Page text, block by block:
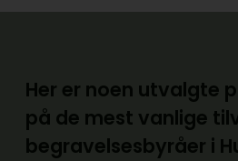
Her er noen utvalgte
på de mest vanlige
begravelsesbyråer i